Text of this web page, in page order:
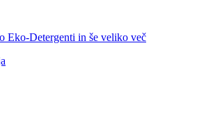
Eko-Detergenti in še veliko več